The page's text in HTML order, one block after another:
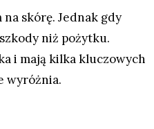
skórę. Jednak gdy
niż pożytku.
i mają kilka kluczowych
wyróżnia.